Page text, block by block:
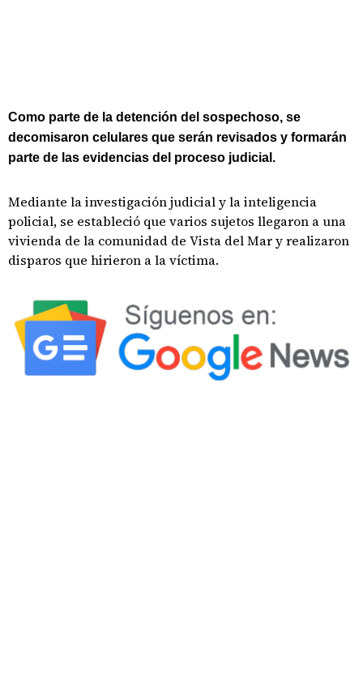
Como parte de la detención del sospechoso, se
decomisaron celulares que serán revisados y formarán
parte de las evidencias del proceso judicial.
Mediante la investigación judicial y la inteligencia
policial, se estableció que varios sujetos llegaron a una
vivienda de la comunidad de Vista del Mar y realizaron
disparos que hirieron a la víctima.